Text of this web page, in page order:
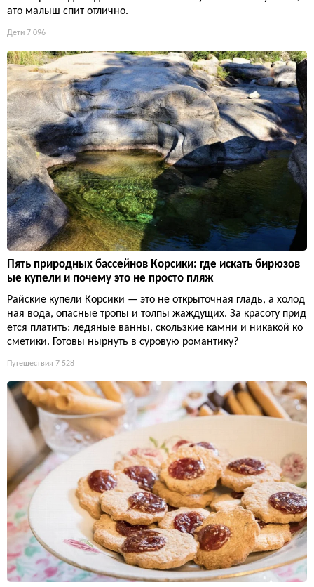
ато малыш спит отлично.
Дети 7 096
Пять природных бассейнов Корсики: где искать бирюзов
ые купели и почему это не просто пляж
Райские купели Корсики — это не открыточная гладь, а холод
ная вода, опасные тропы и толпы жаждущих. За красоту прид
ется платить: ледяные ванны, скользкие камни и никакой ко
сметики. Готовы нырнуть в суровую романтику?
Путешествия 7 528